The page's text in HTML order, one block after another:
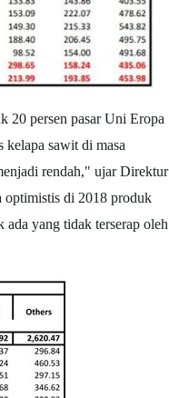
20 persen pasar Uni Eropa
kelapa sawit di masa
rendah," ujar Direktur
optimistis di 2018 produk
yang tidak terserap oleh